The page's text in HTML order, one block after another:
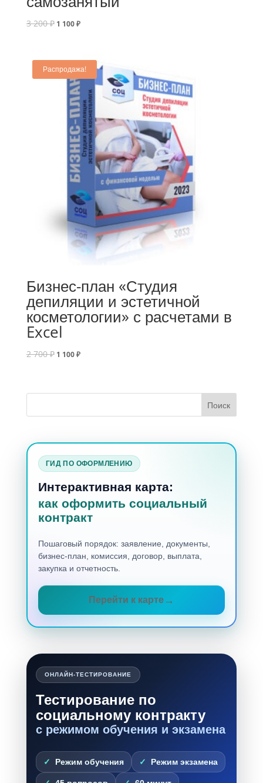
3 200₽ 1 100₽
Распродажа!
Бизнес-план «Студия
депиляции и эстетичной
косметологии» с расчетами в
Excel
2 700₽ 1 100₽
ГИД ПО ОФОРМЛЕНИЮ
Интерактивная карта:
как оформить социальный
контракт
Пошаговый порядок: заявление, документы,
бизнес-план, комиссия, договор, выплата,
закупка и отчетность.
Перейти к карте
ОНЛАЙН-ТЕСТИРОВАНИЕ
Тестирование по
социальному контракту
с режимом обучения и экзамена
Режим обучения Режим экзамена